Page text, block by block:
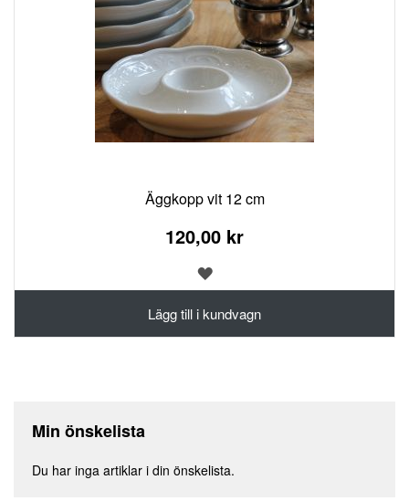
Äggkopp vit 12 cm
120,00 kr
Lägg till i kundvagn
LÄGG
TILL
I
ÖNSKELISTA
Min önskelista
Du har inga artiklar i din önskelista.